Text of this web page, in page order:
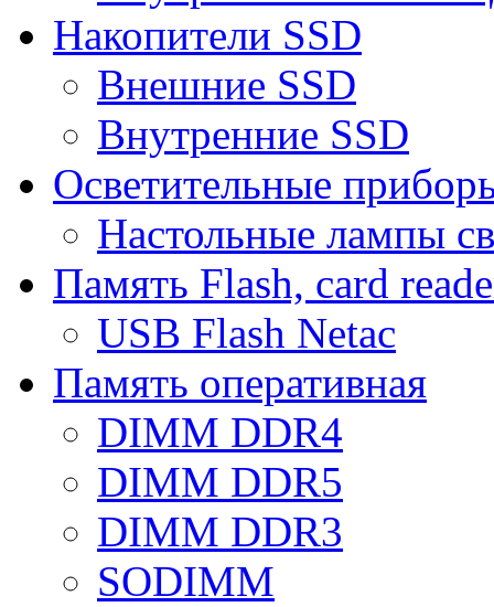
Накопители SSD
Внешние SSD
Внутренние SSD
Осветительные
Настольные лампы
Память Flash, card
USB Flash Netac
Память оперативная
DIMM DDR4
DIMM DDR5
DIMM DDR3
SODIMM